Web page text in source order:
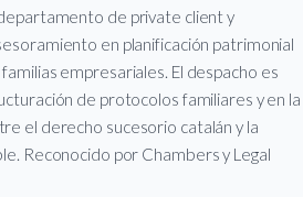
de private client y
en planificación patrimonial
empresariales. El despacho es
de protocolos familiares y en la
el derecho sucesorio catalán y la
Reconocido por Chambers y Legal